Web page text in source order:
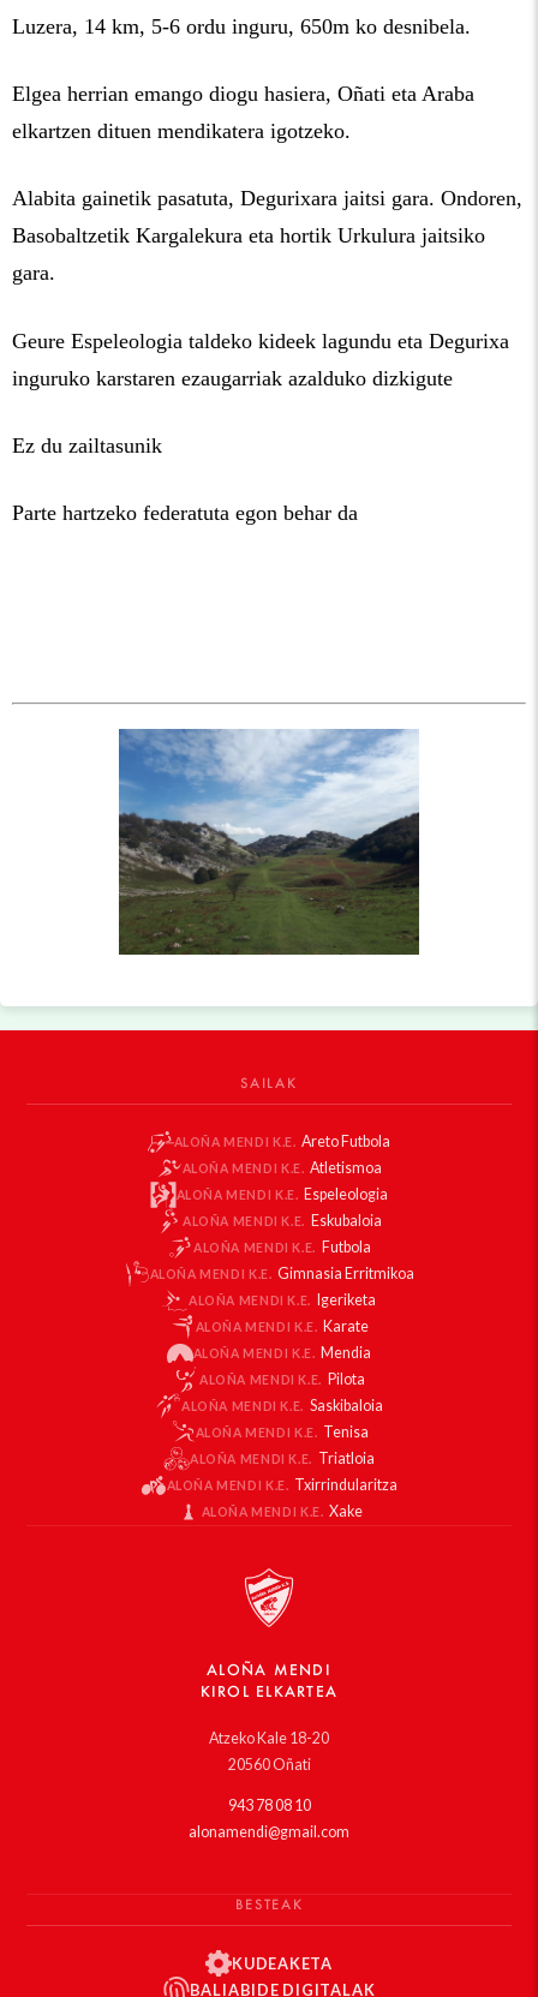
Luzera, 14 km, 5-6 ordu inguru, 650m ko desnibela.
Elgea herrian emango diogu hasiera, Oñati eta Araba
elkartzen dituen mendikatera igotzeko.
Alabita gainetik pasatuta, Degurixara jaitsi gara. Ondoren,
Basobaltzetik Kargalekura eta hortik Urkulura jaitsiko
gara.
Geure Espeleologia taldeko kideek lagundu eta Degurixa
inguruko karstaren ezaugarriak azalduko dizkigute
Ez du zailtasunik
Parte hartzeko federatuta egon behar da
SAILAK
ALOÑA MENDI K.E. Areto Futbola
ALOÑA MENDI K.E. Atletismoa
ALOÑA MENDI K.E. Espeleologia
ALOÑA MENDI K.E. Eskubaloia
ALOÑA MENDI K.E. Futbola
ALOÑA MENDI K.E. Gimnasia Erritmikoa
ALOÑA MENDI K.E. Igeriketa
ALOÑA MENDI K.E. Karate
ALOÑA MENDI K.E. Mendia
ALOÑA MENDI K.E. Pilota
ALOÑA MENDI K.E. Saskibaloia
ALOÑA MENDI K.E. Tenisa
ALOÑA MENDI K.E. Triatloia
ALOÑA MENDI K.E. Txirrindularitza
ALOÑA MENDI K.E. Xake
ALOÑA MENDI
KIROL ELKARTEA
Atzeko Kale 18-20
20560 Oñati
943 78 08 10
alonamendi@gmail.com
BESTEAK
KUDEAKETA
BALIABIDE DIGITALAK